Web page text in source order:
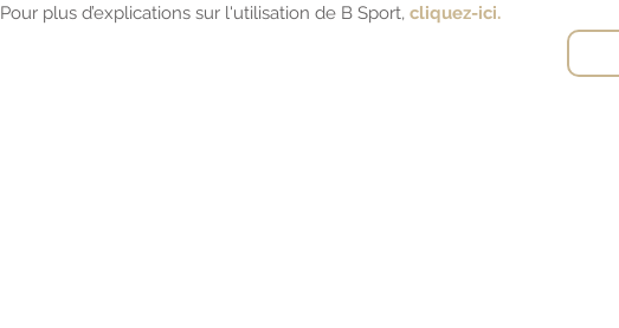
Pour plus d’explications sur l'utilisation de B Sport, cliquez-ici.